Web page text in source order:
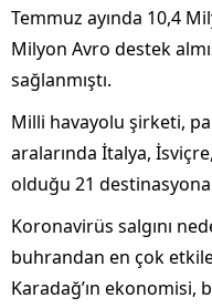
Temmuz ayında 10,4
Milyon Avro destek
sağlanmıştı.
Milli havayolu şirketi,
aralarında İtalya,
olduğu 21
Koronavirüs salgını
buhrandan en çok
Karadağ’ın ekonomisi,